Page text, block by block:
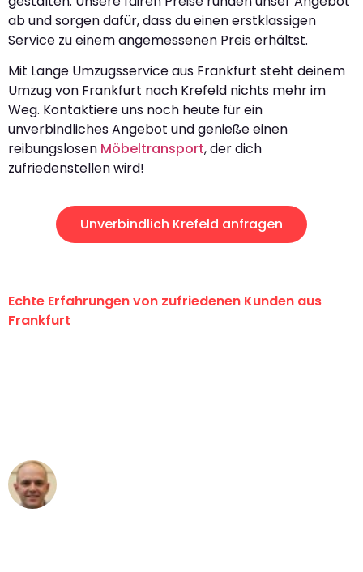
ab und sorgen dafür, dass du einen erstklassigen
Service zu einem angemessenen Preis erhältst.
Mit Lange Umzugsservice aus Frankfurt steht deinem
Umzug von Frankfurt nach Krefeld nichts mehr im
Weg. Kontaktiere uns noch heute für ein
unverbindliches Angebot und genieße einen
reibungslosen Möbeltransport, der dich
zufriedenstellen wird!
Unverbindlich Krefeld anfragen
Echte Erfahrungen von zufriedenen Kunden aus
Frankfurt